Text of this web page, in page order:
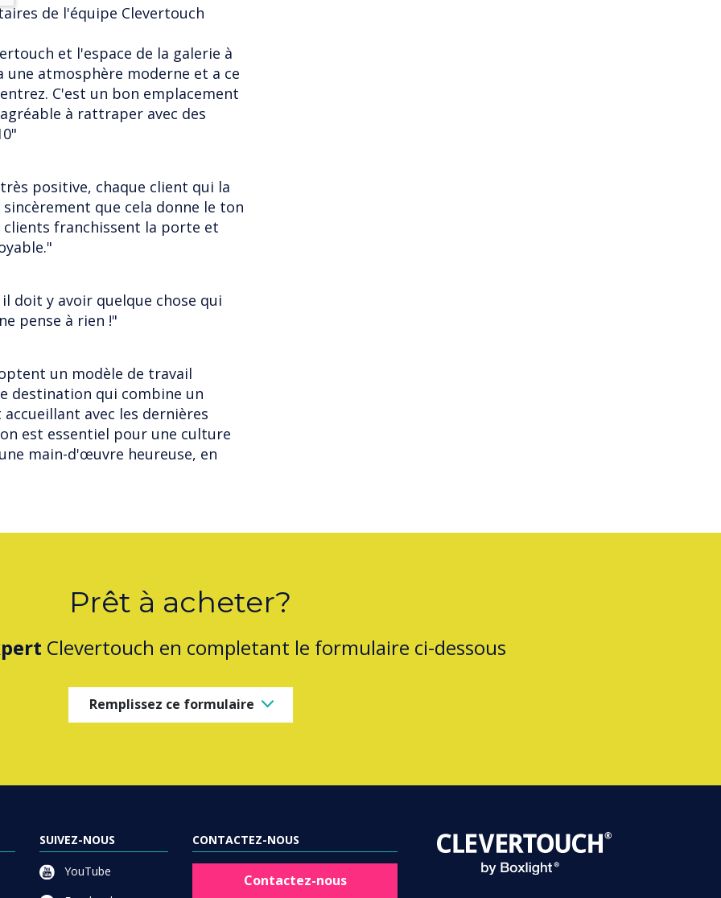
de l'équipe Clevertouch
et l'espace de la galerie à
une atmosphère moderne et a ce
C'est un bon emplacement
à rattraper avec des
positive, chaque client qui la
que cela donne le ton
franchissent la porte et
doit y avoir quelque chose qui
pense à rien !"
un modèle de travail
destination qui combine un
avec les dernières
est essentiel pour une culture
main-d'œuvre heureuse, en
Prêt à acheter?
Clevertouch en completant le formulaire ci-dessous
Remplissez ce formulaire
SUIVEZ-NOUS
YouTube
CONTACTEZ-NOUS
Contactez-nous